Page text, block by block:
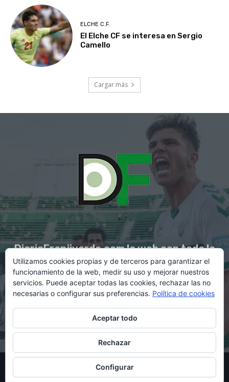
ELCHE C.F.
El Elche CF se interesa en Sergio
Camello
Cargar más
DiarioFranjiverde.com la web con toda la
información del Elche C.F.
Contacto en:diario@franjiverde.com
© Copyright 2021 - Gestión y diseño por Rubén Maestre
Política de cookies Política de privacidad
Utilizamos cookies propias y de terceros para garantizar el
funcionamiento de la web, medir su uso y mejorar nuestros
servicios. Puede aceptar todas las cookies, rechazar las no
necesarias o configurar sus preferencias. Política de cookies
Aceptar todo
Rechazar
Configurar